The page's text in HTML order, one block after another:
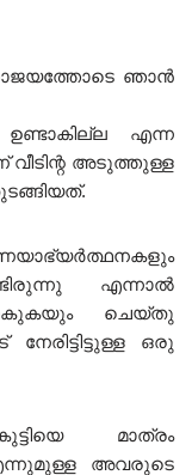
ഞാൻ
എന്ന
അടുത്തുള്ള
എന്നാൽ
ചെയ്തു
ഒരു
മാത്രം
അവരുടെ